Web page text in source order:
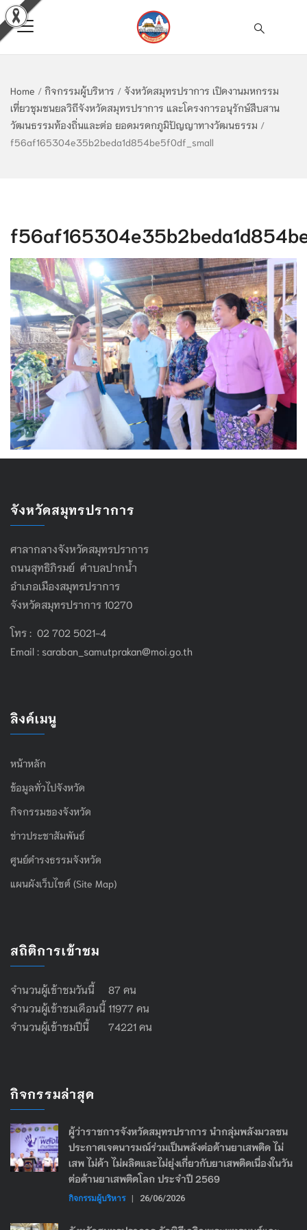
Home / กิจกรรมผู้บริหาร / จังหวัดสมุทรปราการ เปิดงานมหกรรม
เที่ยวชุมชนยลวิถีจังหวัดสมุทรปราการ และโครงการอนุรักษ์สืบสาน
วัฒนธรรมท้องถิ่นและต่อ ยอดมรดกภูมิปัญญาทางวัฒนธรรม /
f56af165304e35b2beda1d854be5f0df_small
จังหวัดสมุทรปราการ
ศาลากลางจังหวัดสมุทรปราการ
ถนนสุทธิภิรมย์ ตำบลปากน้ำ
อำเภอเมืองสมุทรปราการ
จังหวัดสมุทรปราการ 10270
โทร : 02 702 5021-4
Email : saraban_samutprakan@moi.go.th
ลิงค์เมนู
หน้าหลัก
ข้อมูลทั่วไปจังหวัด
กิจกรรมของจังหวัด
ข่าวประชาสัมพันธ์
ศูนย์ดำรงธรรมจังหวัด
แผนผังเว็บไซต์ (Site Map)
สถิติการเข้าชม
จำนวนผู้เข้าชมวันนี้ 87 คน
จำนวนผู้เข้าชมเดือนนี้ 11977 คน
จำนวนผู้เข้าชมปีนี้ 74221 คน
กิจกรรมล่าสุด
ผู้ว่าราชการจังหวัดสมุทรปราการ นำกลุ่มพลังมวลชน
ประกาศเจตนารมณ์ร่วมเป็นพลังต่อต้านยาเสพติด ไม่
เสพ ไม่ค้า ไม่ผลิตและไม่ยุ่งเกี่ยวกับยาเสพติดเนื่องในวัน
ต่อต้านยาเสพติดโลก ประจำปี 2569
กิจกรรมผู้บริหาร | 26/06/2026